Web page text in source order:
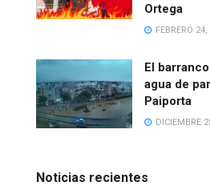
Ortega
FEBRERO
El
agua de
Paiporta
DICIEMBRE
Noticias recientes